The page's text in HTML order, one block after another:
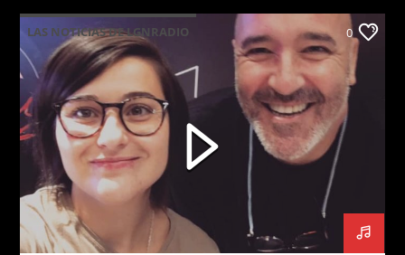
LAS NOTICIAS DE LGNRADIO 0